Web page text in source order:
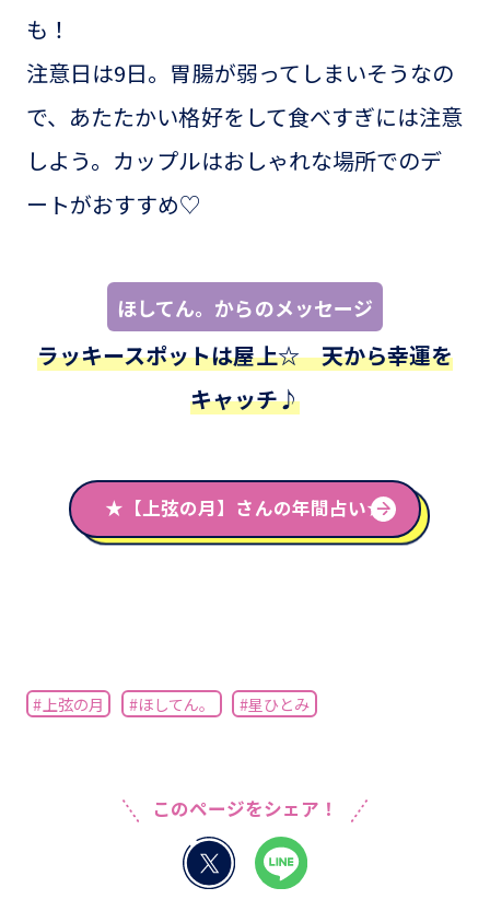
も！
注意日は9日。胃腸が弱ってしまいそうなの
で、あたたかい格好をして食べすぎには注意
しよう。カップルはおしゃれな場所でのデ
ートがおすすめ♡
ほしてん。からのメッセージ
ラッキースポットは屋上☆ 天から幸運を
キャッチ♪
★【上弦の月】さんの年間占い★
#上弦の月 #ほしてん。 #星ひとみ
このページをシェア！